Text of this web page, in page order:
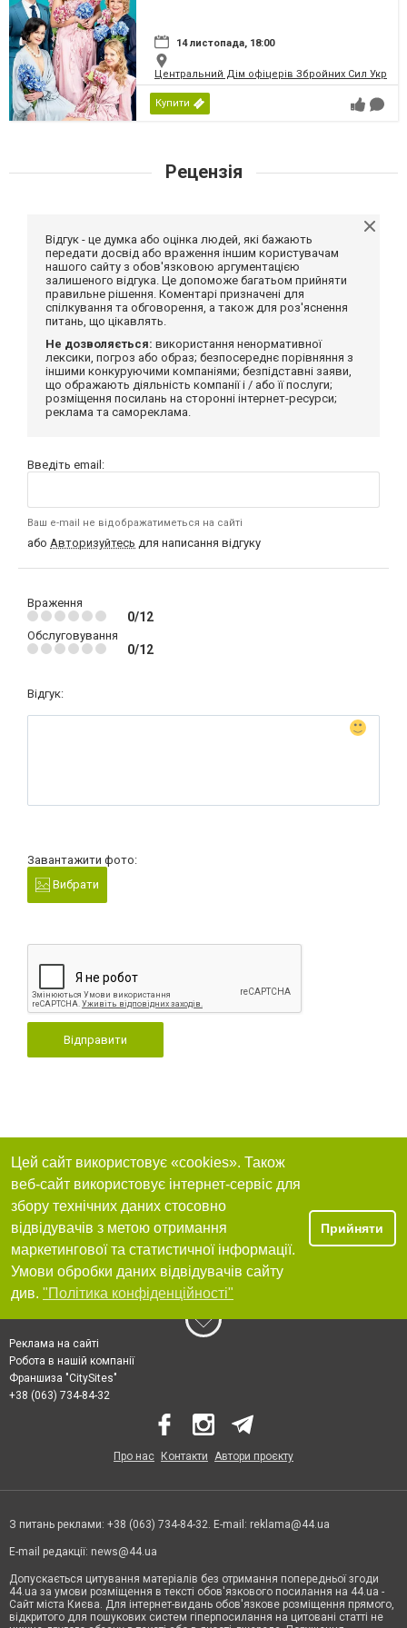
14 листопада, 18:00
Центральний Дім офіцерів Збройних Сил
Купити
Рецензія
Відгук - це думка або оцінка людей, які бажають
передати досвід або враження іншим користувачам
нашого сайту з обов'язковою аргументацією
залишеного відгука. Це допоможе багатьом прийняти
правильне рішення. Коментарі призначені для
спілкування та обговорення, а також для роз'яснення
питань, що цікавлять.
Не дозволяється: використання ненормативної
лексики, погроз або образ; безпосереднє порівняння з
іншими конкуруючими компаніями; безпідставні заяви,
що ображають діяльність компанії і / або її послуги;
розміщення посилань на сторонні інтернет-ресурси;
реклама та самореклама.
Введіть email:
Ваш e-mail не відображатиметься на сайті
або Авторизуйтесь для написання відгуку
Враження
0/12
Обслуговування
0/12
Відгук:
Завантажити фото:
Вибрати
Відправити
Цей сайт використовує «cookies». Також
веб-сайт використовує інтернет-сервіс для
збору технічних даних стосовно
відвідувачів з метою отримання
маркетингової та статистичної інформації.
Умови обробки даних відвідувачів сайту
див. "Політика конфіденційності"
Прийняти
Реклама на сайті
Робота в нашій компанії
Франшиза "CitySites"
+38 (063) 734-84-32
Про нас Контакти Автори проєкту
З питань реклами: +38 (063) 734-84-32. E-mail: reklama@44.ua
E-mail редакції: news@44.ua
Допускається цитування матеріалів без отримання попередньої згоди
44.ua за умови розміщення в тексті обов'язкового посилання на 44.ua -
Сайт міста Києва. Для інтернет-видань обов'язкове розміщення прямого,
відкритого для пошукових систем гіперпосилання на цитовані статті не